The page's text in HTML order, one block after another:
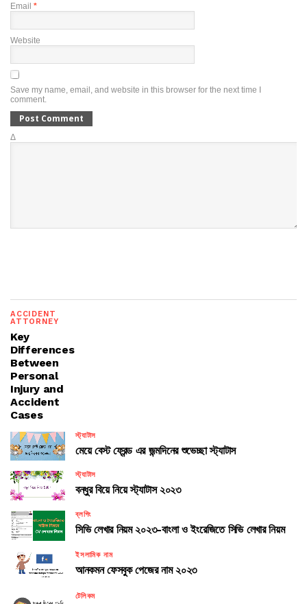
Email *
Website
Save my name, email, and website in this browser for the next time I
comment.
Δ
ACCIDENT
ATTORNEY
Key
Differences
Between
Personal
Injury and
Accident
Cases
স্ট্যাটাস
মেয়ে বেস্ট ফ্রেন্ড এর জন্মদিনের শুভেচ্ছা স্ট্যাটাস
স্ট্যাটাস
বন্ধুর বিয়ে নিয়ে স্ট্যাটাস ২০২৩
ব্লগিং
সিভি লেখার নিয়ম ২০২৩-বাংলা ও ইংরেজিতে সিভি লেখার নিয়ম
ইসলামিক নাম
আনকমন ফেসবুক পেজের নাম ২০২৩
টেলিকম